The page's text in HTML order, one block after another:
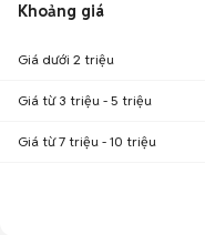
Khoảng giá
Giá dưới 2 triệu
Giá từ 3 triệu - 5 triệu
Giá từ 7 triệu - 10 triệu